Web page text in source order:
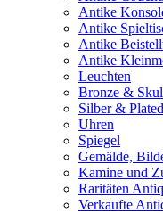
Antike
Antike
Antike
Antike
Leuchten
Bronze &
Silber & Plated
Uhren
Spiegel
Gemälde,
Kamine und
Raritäten
Verkaufte